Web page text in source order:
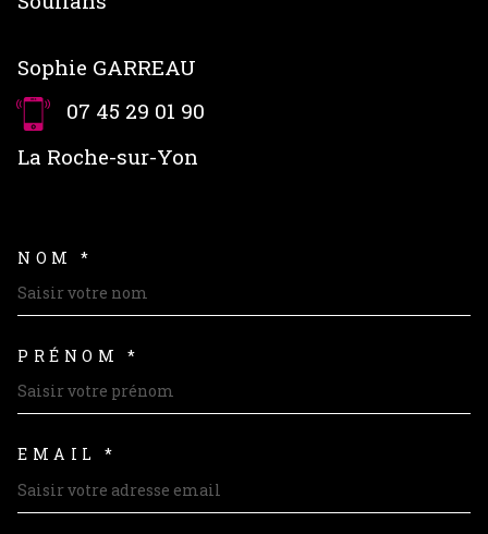
Sophie GARREAU
07 45 29 01 90
La Roche-sur-Yon
NOM *
PRÉNOM *
EMAIL *